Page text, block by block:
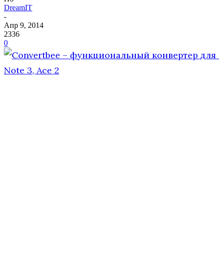
DreamIT
-
Апр 9, 2014
2336
0